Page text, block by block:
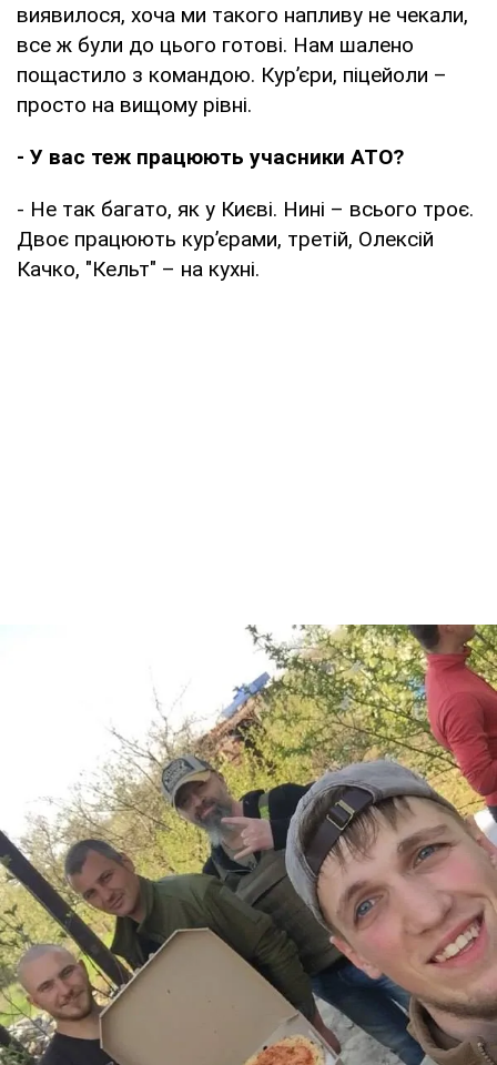
виявилося, хоча ми такого напливу не чекали,
все ж були до цього готові. Нам шалено
пощастило з командою. Кур’єри, піцейоли –
просто на вищому рівні.
- У вас теж працюють учасники АТО?
- Не так багато, як у Києві. Нині – всього троє.
Двоє працюють кур’єрами, третій, Олексій
Качко, "Кельт" – на кухні.